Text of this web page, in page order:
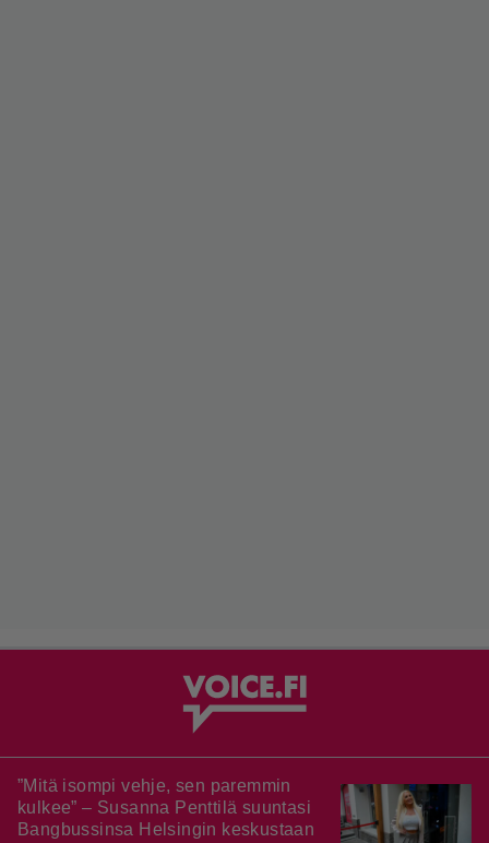
”Mitä isompi vehje, sen paremmin
kulkee” – Susanna Penttilä suuntasi
Bangbussinsa Helsingin keskustaan